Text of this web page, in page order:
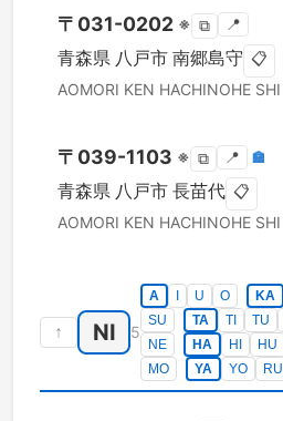
〒 031-0202 ※ ⧉ 📍
青森県 八戸市 南郷島守 📋
AOMORI KEN HACHINOHE SHI
〒 039-1103 ※ ⧉ 📍 🏣
青森県 八戸市 長苗代 📋
AOMORI KEN HACHINOHE SHI
↑ NI 5
A U O KA
SU
TA TI TU
NE
HA HI HU
MO
YA YO RU